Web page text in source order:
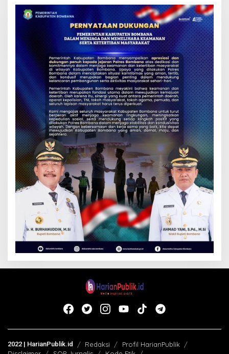
2022 | HarianPublik.id Redaksi
Profil HarianPublik